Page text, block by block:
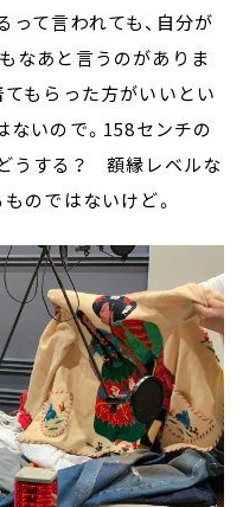
って言われても、自分が
なあと言うのがありま
てもらった方がいいとい
ないので。158センチの
うする？ 額縁レベルな
のではないけど。